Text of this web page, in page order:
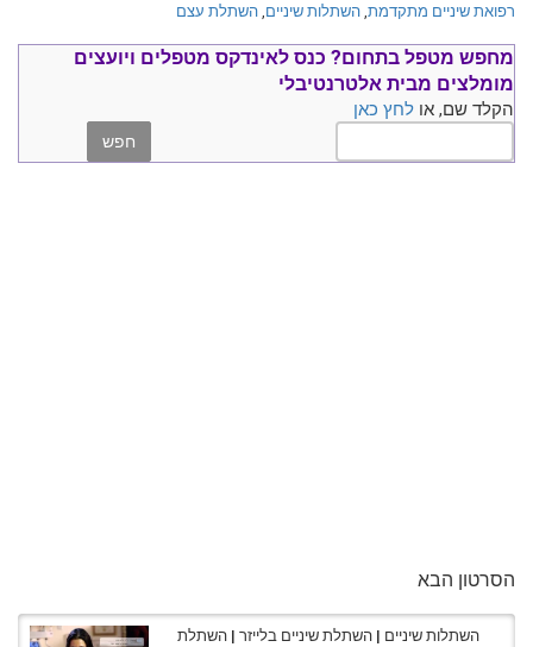
רפואת שיניים מתקדמת, השתלות שיניים, השתלת עצם
מחפש מטפל בתחום? כנס לאינדקס מטפלים ויועצים
מומלצים מבית אלטרנטיבלי
הקלד שם, או לחץ כאן
הסרטון הבא
השתלות שיניים | השתלת שיניים בלייזר | השתלת